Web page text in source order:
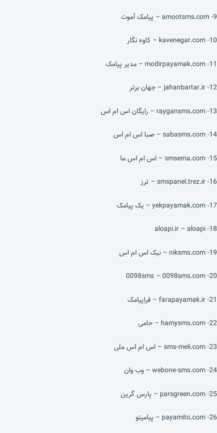
9- amootsms.com – پیامک آموت
10- kavenegar.com – کاوه نگار
11- modirpayamak.com – مدیر پیامک
12- jahanbartar.ir – جهان برتر
13- raygansms.com – رایگان اس ام اس
14- sabasms.com – صبا اس ام اس
15- smsema.com – اس ام اس ما
16- smspanel.trez.ir – ترز
17- yekpayamak.com – یک پیامک
18- aloapi.ir – aloapi
19- niksms.com – نیک اس ام اس
20- 0098sms – 0098sms.com
21- farapayamak.ir – فراپیامک
22- hamysms.com – حامی
23- sms-meli.com – اس ام اس ملی
24- webone-sms.com – وب وان
25- parsgreen.com – پارس گرین
26- payamito.com – پیامیتو